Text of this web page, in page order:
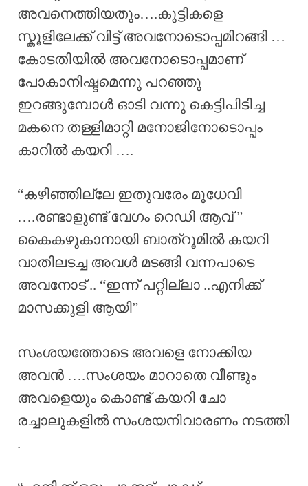
അവനെത്തിയതും….കുട്ടികളെ
സ്കൂളിലേക്ക് വിട്ട് അവനോടൊപ്പമിറങ്ങി …
കോടതിയിൽ അവനോടൊപ്പമാണ്
പോകാനിഷ്ടമെന്നു പറഞ്ഞു
ഇറങ്ങുമ്പോൾ ഓടി വന്നു കെട്ടിപിടിച്ച
മകനെ തള്ളിമാറ്റി മനോജിനോടൊപ്പം
കാറിൽ കയറി ….
“കഴിഞ്ഞില്ലേ ഇതുവരേം മൂധേവി
….രണ്ടാളുണ്ട് വേഗം റെഡി ആവ് ”
കൈകഴുകാനായി ബാത്റൂമിൽ കയറി
വാതിലടച്ച അവൾ മടങ്ങി വന്നപാടെ
അവനോട് .. “ഇന്ന് പറ്റില്ലാ ..എനിക്ക്
മാസക്കുളി ആയി”
സംശയത്തോടെ അവളെ നോക്കിയ
അവൻ ….സംശയം മാറാതെ വീണ്ടും
അവളെയും കൊണ്ട് കയറി ചോ
രച്ചാലുകളിൽ സംശയനിവാരണം നടത്തി
.